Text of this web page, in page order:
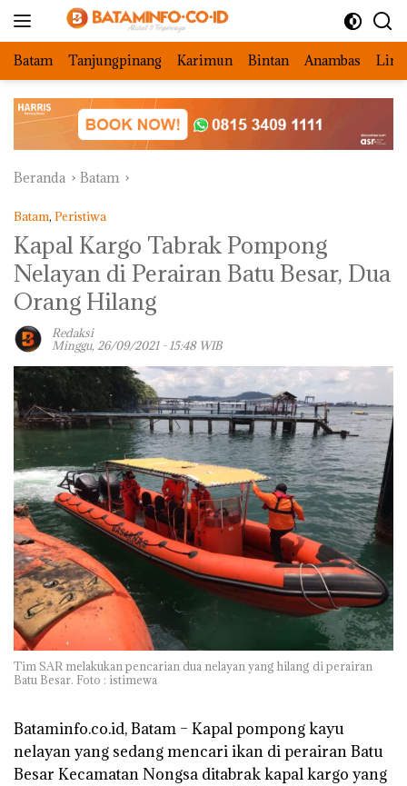
Batam Tanjungpinang Karimun Bintan Anambas
Beranda Batam
Batam, Peristiwa
Kapal Kargo Tabrak Pompong
Nelayan di Perairan Batu Besar, Dua
Orang Hilang
Redaksi
Minggu, 26/09/2021 - 15:48 WIB
Tim SAR melakukan pencarian dua nelayan yang hilang di perairan
Batu Besar. Foto : istimewa
Bataminfo.co.id, Batam – Kapal pompong kayu
nelayan yang sedang mencari ikan di perairan Batu
Besar Kecamatan Nongsa ditabrak kapal kargo yang